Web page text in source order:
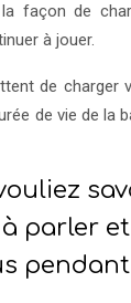
façon de
à jouer.
de charger
de vie de la
parler